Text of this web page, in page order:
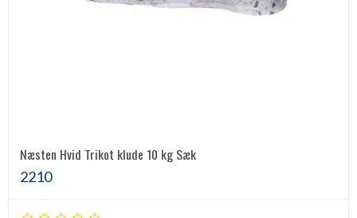
Næsten Hvid Trikot klude 10 kg Sæk
2210